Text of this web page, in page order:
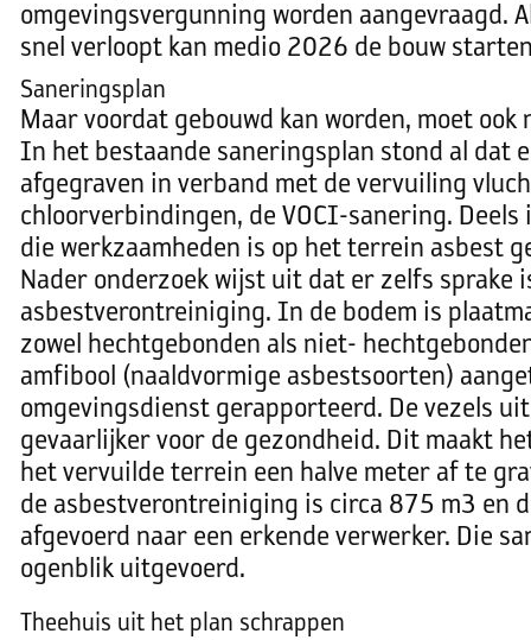
omgevingsvergunning worden aangevraagd.
snel verloopt kan medio 2026 de bouw
Saneringsplan
Maar voordat gebouwd kan worden, moet ook
In het bestaande saneringsplan stond al dat
afgegraven in verband met de vervuiling
chloorverbindingen, de VOCI-sanering. Deels
die werkzaamheden is op het terrein asbest
Nader onderzoek wijst uit dat er zelfs sprake
asbestverontreiniging. In de bodem is
zowel hechtgebonden als niet-
amfibool (naaldvormige asbestsoorten)
omgevingsdienst gerapporteerd. De vezels
gevaarlijker voor de gezondheid. Dit maakt
het vervuilde terrein een halve meter af te
de asbestverontreiniging is circa 875 m3 en
afgevoerd naar een erkende verwerker. Die
ogenblik uitgevoerd.
Theehuis uit het plan schrappen